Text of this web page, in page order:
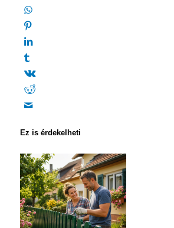
Ez is érdekelheti